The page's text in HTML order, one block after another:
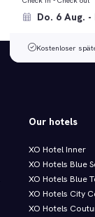
Kostenloser
Our hotels
XO Hotel Inner
XO Hotels Blue
XO Hotels Blue
XO Hotels City
XO Hotels